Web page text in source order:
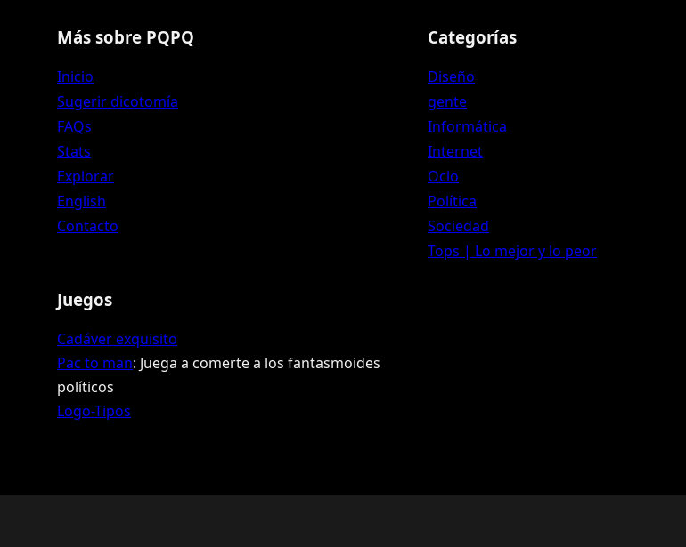
Más sobre PQPQ
Inicio
Sugerir dicotomía
FAQs
Stats
Explorar
English
Contacto
Categorías
Diseño
gente
Informática
Internet
Ocio
Política
Sociedad
Tops | Lo mejor y lo peor
Juegos
Cadáver exquisito
Pac to man: Juega a comerte a los fantasmoides
políticos
Logo-Tipos